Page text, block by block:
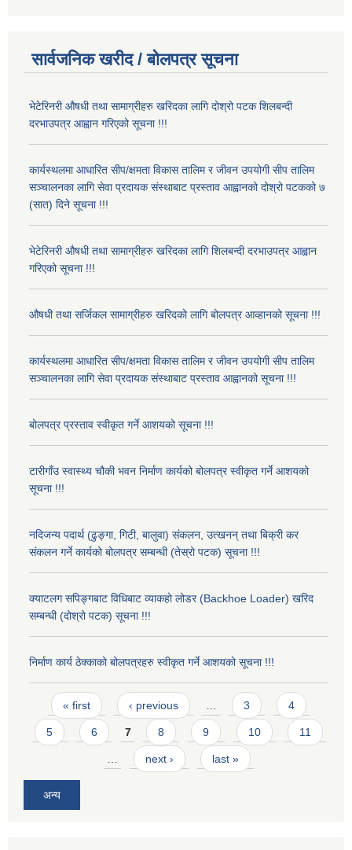
सार्वजनिक खरीद / बोलपत्र सूचना
भेटेरिनरी औषधी तथा सामाग्रीहरु खरिदका लागि दोश्रो पटक शिलबन्दी
दरभाउपत्र आह्वान गरिएको सूचना !!!
कार्यस्थलमा आधारित सीप/क्षमता विकास तालिम र जीवन उपयोगी सीप तालिम
सञ्चालनका लागि सेवा प्रदायक संस्थाबाट प्रस्ताव आह्वानको दोश्रो पटकको ७
(सात) दिने सूचना !!!
भेटेरिनरी औषधी तथा सामाग्रीहरु खरिदका लागि शिलबन्दी दरभाउपत्र आह्वान
गरिएको सूचना !!!
औषधी तथा सर्जिकल सामाग्रीहरु खरिदको लागि बोलपत्र आव्हानको सूचना !!!
कार्यस्थलमा आधारित सीप/क्षमता विकास तालिम र जीवन उपयोगी सीप तालिम
सञ्चालनका लागि सेवा प्रदायक संस्थाबाट प्रस्ताव आह्वानको सूचना !!!
बोलपत्र प्रस्ताव स्वीकृत गर्ने आशयको सूचना !!!
टारीगाँउ स्वास्थ्य चौकी भवन निर्माण कार्यको बोलपत्र स्वीकृत गर्ने आशयको
सूचना !!!
नदिजन्य पदार्थ (ढुङ्गा, गिटी, बालुवा) संकलन, उत्खनन् तथा बिक्री कर
संकलन गर्ने कार्यको बोलपत्र सम्बन्धी (तेस्रो पटक) सूचना !!!
क्याटलग सपिङ्गबाट विधिबाट व्याकहो लोडर (Backhoe Loader) खरिद
सम्बन्धी (दोश्रो पटक) सूचना !!!
निर्माण कार्य ठेक्काको बोलपत्रहरु स्वीकृत गर्ने आशयको सूचना !!!
Pages
« first ‹ previous 3 4
5 6 7 8 9 10 11
next › last »
अन्य